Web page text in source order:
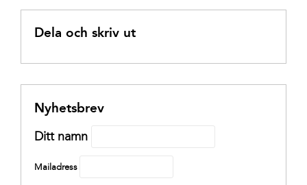
Dela och skriv ut
Nyhetsbrev
Ditt namn
Mailadress